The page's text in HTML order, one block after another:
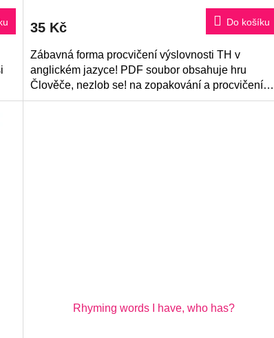
35 Kč Do košíku
Zábavná forma procvičení výslovnosti TH v
anglickém jazyce! PDF soubor obsahuje hru
Člověče, nezlob se! na zopakování a procvičení
znělého a neznělého TH.
Rhyming words I have, who has?